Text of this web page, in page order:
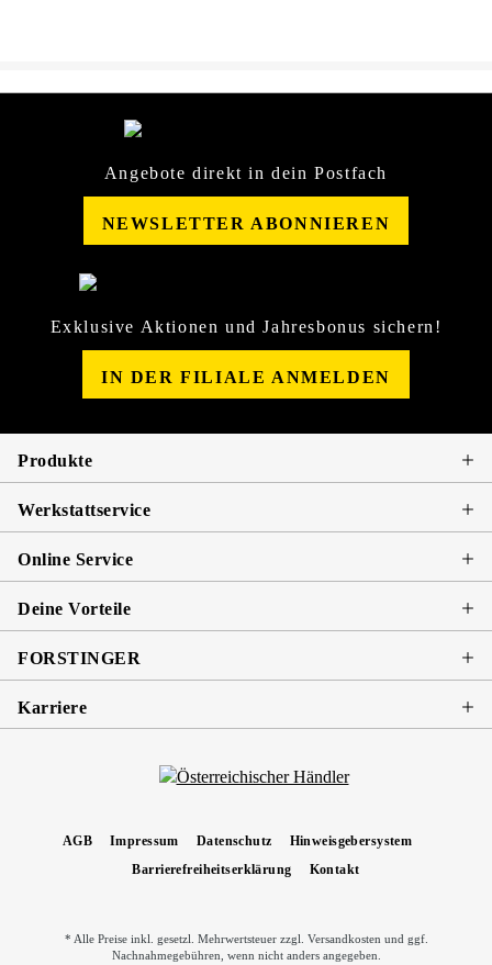
Angebote direkt in dein Postfach
NEWSLETTER ABONNIEREN
Exklusive Aktionen und Jahresbonus sichern!
IN DER FILIALE ANMELDEN
Produkte
Werkstattservice
Online Service
Deine Vorteile
FORSTINGER
Karriere
AGB Impressum Datenschutz
Hinweisgebersystem
Barrierefreiheitserklärung
Kontakt
* Alle Preise inkl. gesetzl. Mehrwertsteuer zzgl. Versandkostenund ggf.
Nachnahmegebühren, wenn nicht anders angegeben.